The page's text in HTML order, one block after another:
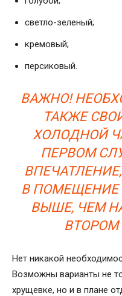
светло-зеленый;
кремовый;
персиковый.
ВАЖНО!
ТАКЖЕ
ХОЛОДНОЙ
ПЕРВОМ
В ПОМЕЩЕНИЕ
ВЫШЕ, ЧЕМ
ВТОРОМ
Нет никакой
Возможны варианты не
хрущевке, но и в плане